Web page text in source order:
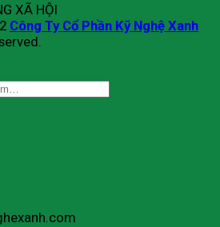
XÃ HỘI
Công Ty Cổ Phần Kỹ Nghệ Xanh